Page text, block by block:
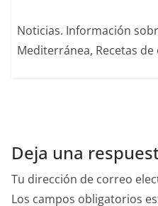
Noticias. Información
Mediterránea, Recetas de
Deja una
Tu dirección de correo
Los campos obligatorios